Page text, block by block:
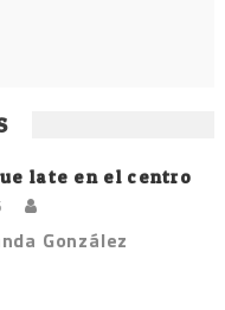
late en el centro
González